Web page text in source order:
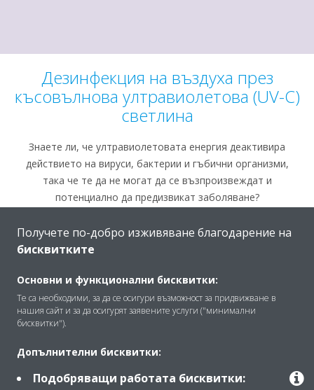
Дезинфекция на въздуха през
късовълнова ултравиолетова (UV-C)
светлина
Знаете ли, че ултравиолетовата енергия деактивира
действието на вируси, бактерии и гъбични организми,
така че те да не могат да се възпроизвеждат и
потенциално да предизвикат заболяване?
действието на микроорганизмите, но късовълнова
ултравиолетова (UV-C) енергия (с дължина на вълната от
Получете по-добро изживяване благодарение на
бисквитките
Основни и функционални бисквитки:
Те са необходими, за да се осигури възможност за придвижване в
нашия сайт и за да осигурят заявените услуги ("минимални
бисквитки").
Допълнителни бисквитки:
Подобряващи работата бисквитки: